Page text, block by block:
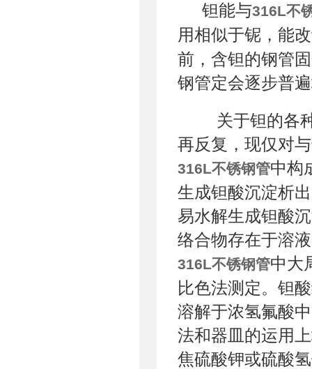
钽能与316L不
用相似于铌，能
前，含钽的钢管
钢管定会逐步普
关于钽的各
再反复，现仅对
316L不锈钢管中构
生成钽酸沉淀析
易水解生成钽酸
络合物存在于溶
316L不锈钢管中大
比色法测定。钽
溶解于浓氢氟酸
法和器皿的运用
焦硫酸钾或硫酸